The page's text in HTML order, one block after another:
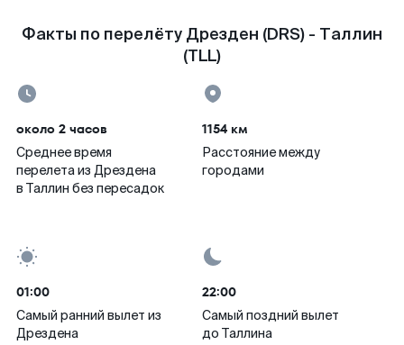
Факты по перелёту Дрезден (DRS) - Таллин
(TLL)
около 2 часов
Среднее время
перелета из Дрездена
в Таллин без пересадок
1154 км
Расстояние между
городами
01:00
Самый ранний вылет из
Дрездена
22:00
Самый поздний вылет
до Таллина